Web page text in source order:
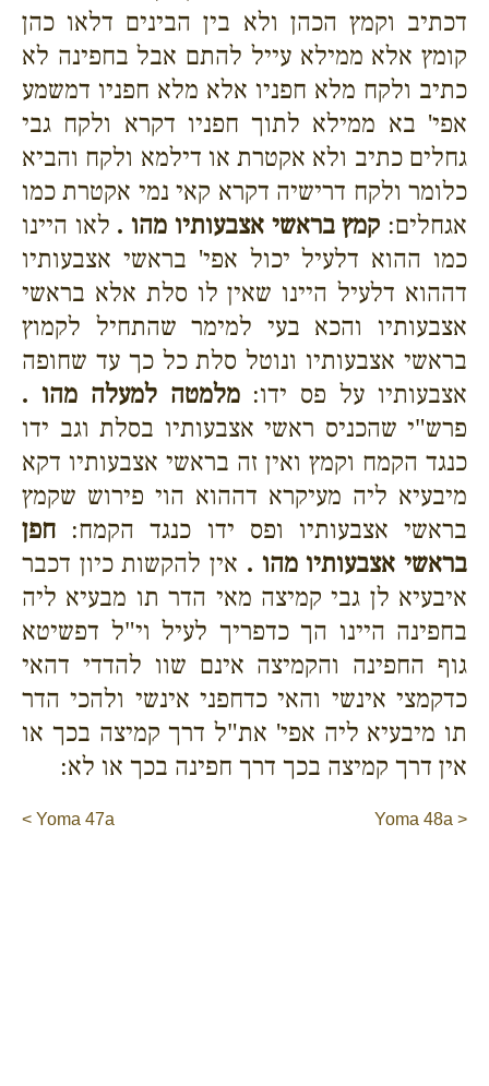
דכתיב וקמץ הכהן ולא בין הבינים דלאו כהן
קומץ אלא ממילא עייל להתם אבל בחפינה לא
כתיב ולקח מלא חפניו אלא מלא חפניו דמשמע
אפי' בא ממילא לתוך חפניו דקרא ולקח גבי
גחלים כתיב ולא אקטרת או דילמא ולקח והביא
כלומר ולקח דרישיה דקרא קאי נמי אקטרת כמו
אגחלים: קמץ בראשי אצבעותיו מהו . לאו היינו
כמו ההוא דלעיל יכול אפי' בראשי אצבעותיו
דההוא דלעיל היינו שאין לו סלת אלא בראשי
אצבעותיו והכא בעי למימר שהתחיל לקמוץ
בראשי אצבעותיו ונוטל סלת כל כך עד שחופה
אצבעותיו על פס ידו:מלמטה למעלה מהו .
פרש"י שהכניס ראשי אצבעותיו בסלת וגב ידו
כנגד הקמח וקמץ ואין זה בראשי אצבעותיו דקא
מיבעיא ליה מעיקרא דההוא הוי פירוש שקמץ
בראשי אצבעותיו ופס ידו כנגד הקמח: חפן
בראשי אצבעותיו מהו . אין להקשות כיון דכבר
איבעיא לן גבי קמיצה מאי הדר תו מבעיא ליה
בחפינה היינו הך כדפריך לעיל וי"ל דפשיטא
גוף החפינה והקמיצה אינם שוו להדדי דהאי
כדקמצי אינשי והאי כדחפני אינשי ולהכי הדר
תו מיבעיא ליה אפי' את"ל דרך קמיצה בכך או
אין דרך קמיצה בכך דרך חפינה בכך או לא:
< Yoma 47a Yoma 48a >